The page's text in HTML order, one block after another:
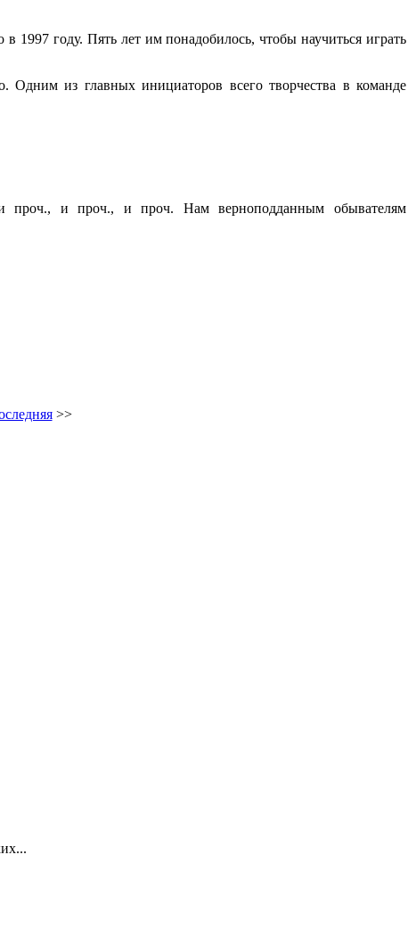
1997 году. Пять лет им понадобилось, чтобы научиться играть
Одним из главных инициаторов всего творчества в команде
и проч., и проч. Нам верноподданным обывателям
>>